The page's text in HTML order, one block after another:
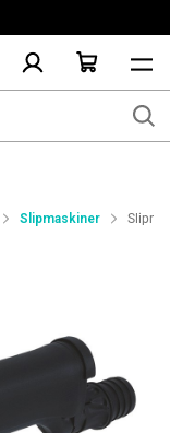
Slipmaskiner